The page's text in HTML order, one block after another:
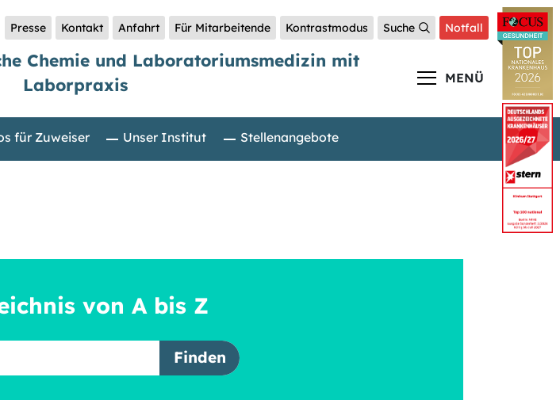
Presse Kontakt Anfahrt Für Mitarbeitende Kontrastmodus Suche Notfall
Chemie und Laboratoriumsmedizin mit
Laborpraxis
MENÜ
für Zuweiser Unser Institut Stellenangebote
von A bis Z